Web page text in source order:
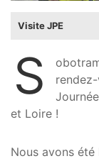
Visite JPE
S
et Loire !
Nous avons